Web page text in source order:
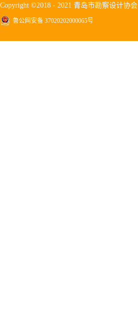
Copyright ©2018 - 2021 青岛市勘察设计协会
鲁公网安备 37020202000065号